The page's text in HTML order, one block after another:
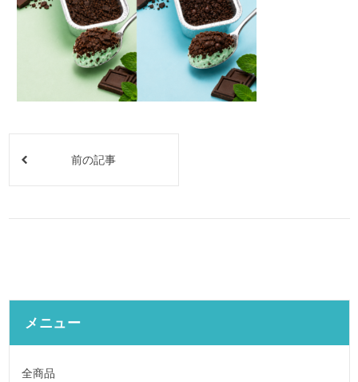
前の記事
メニュー
全商品